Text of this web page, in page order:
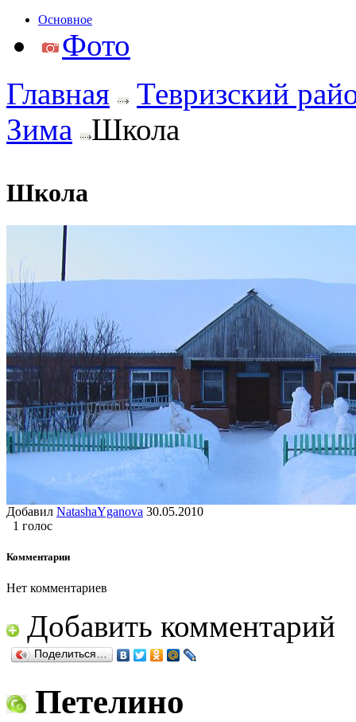
Основное
Фото
Главная
Тевризский
Зима
Школа
Школа
Добавил NatashaYganova 30.05.2010
1 голос
Комментарии
Нет комментариев
Добавить комментарий
Поделиться…
Петелино